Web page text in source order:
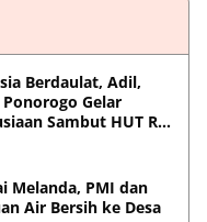
Berdaulat, Adil,
Gelar
Sambut HUT RI
Melanda, PMI dan
Air Bersih ke Desa